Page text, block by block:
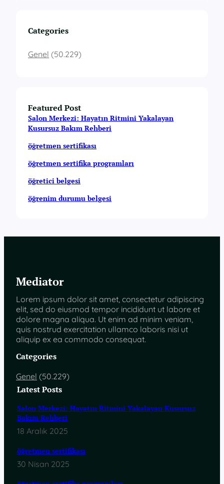
Categories
Genel (50.229)
Featured Post
Salon Merkezi: Hayatın Ritmini Yakalayan
Kusursuz Bakım Rehberi
öğretmen sertifikası
öğretmen sertifika programları
öğretici belgesi
öğrenim durumu belgesi
Mediator
Lorem ipsum dolor sit amet, consectetur adipiscing
elit, sed do eiusmod tempor incididunt ut labore et
dolore magna aliqua. Ut enim ad minim veniam,
quis nostrud exercitation ullamco laboris nisi ut
aliquip ex ea commodo consequat.
Categories
Genel (50.229)
Latest Posts
Salon Merkezi: Hayatın Ritmini Yakalayan Kusursuz
Bakım Rehberi
18 Aralık 2025
öğretmen sertifikası
30 Nisan 2025